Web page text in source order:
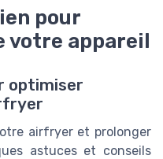
pour
votre appareil
optimiser
airfryer et prolonger
astuces et conseils